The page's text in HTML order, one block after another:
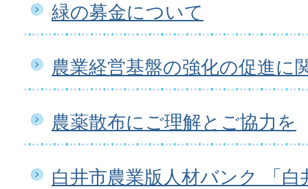
緑の募金について
農業経営基盤の強化の促進に
農薬散布にご理解とご協力を
白井市農業版人材バンク 「